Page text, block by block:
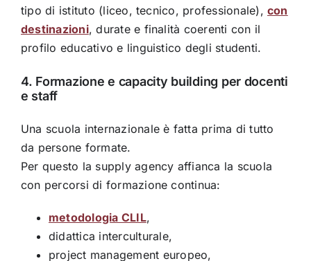
tipo di istituto (liceo, tecnico, professionale), con
destinazioni, durate e finalità coerenti con il
profilo educativo e linguistico degli studenti.
4. Formazione e capacity building per docenti
e staff
Una scuola internazionale è fatta prima di tutto
da persone formate.
Per questo la supply agency affianca la scuola
con percorsi di formazione continua:
metodologia CLIL,
didattica interculturale,
project management europeo,